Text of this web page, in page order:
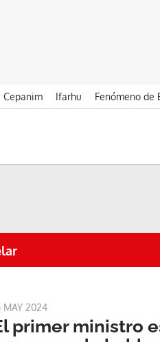
Cepanim Ifarhu Fenómeno de
MAY 2024
primer ministro